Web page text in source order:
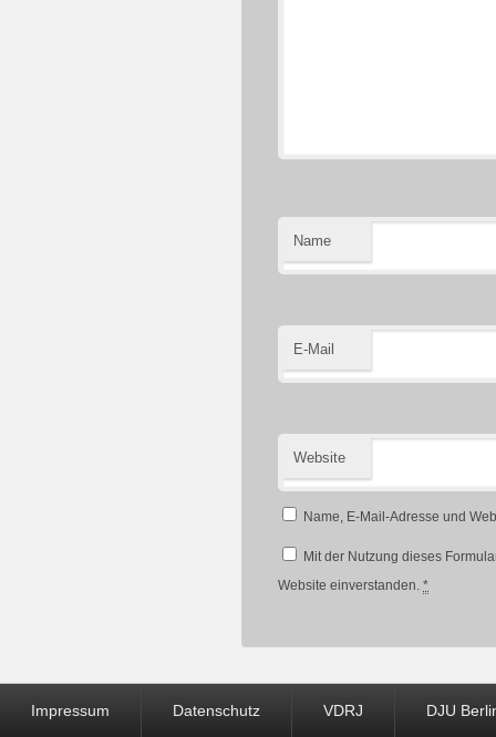
Name
E-Mail
Website
Name, E-Mail-Adresse und
Mit der Nutzung dieses
Website einverstanden. *
MenüImpressum Datenschutz VDRJ DJU